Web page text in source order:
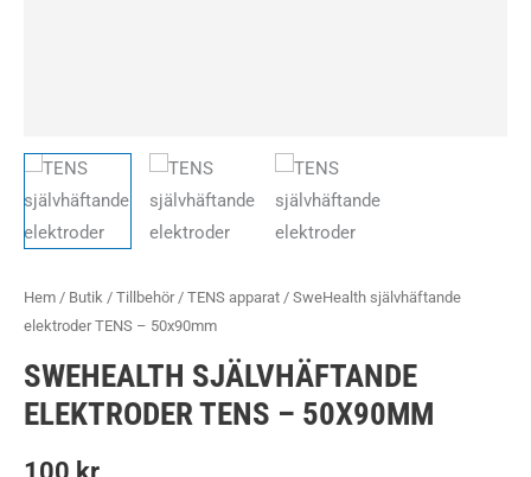
Hem / Butik / Tillbehör/ TENS apparat / SweHealth självhäftande
elektroder TENS – 50x90mm
SWEHEALTH SJÄLVHÄFTANDE
ELEKTRODER TENS – 50X90MM